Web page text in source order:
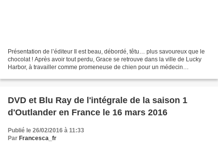
Présentation de l’éditeur Il est beau, débordé, têtu… plus savoureux que le
chocolat ! Après avoir tout perdu, Grace se retrouve dans la ville de Lucky
Harbor, à travailler comme promeneuse de chien pour un médecin
DVD et Blu Ray de l'intégrale de la saison 1
d'Outlander en France le 16 mars 2016
Publié le 26/02/2016 à 11:33
Par Francesca_fr